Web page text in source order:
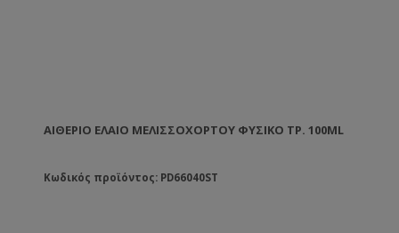
ΑΙΘΈΡΙΟ ΈΛΑΙΟ ΜΕΛΙΣΣΌΧΟΡΤΟΥ ΦΥΣΙΚΌ ΤΡ. 100ML
Κωδικός προϊόντος: PD66040ST